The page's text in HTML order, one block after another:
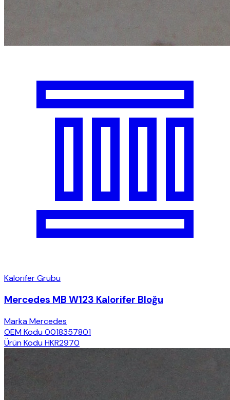
Kalorifer Grubu
Mercedes MB W123 Kalorifer Bloğu
MarkaMercedes
OEM Kodu0018357801
Ürün KoduHKR2970